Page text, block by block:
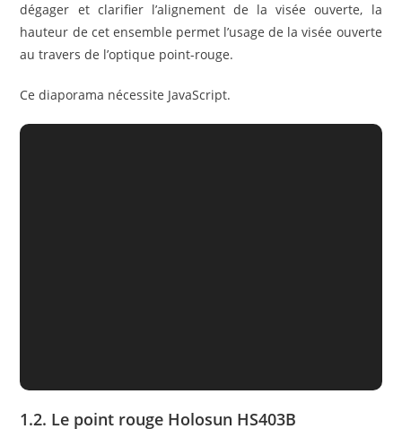
dégager et clarifier l’alignement de la visée ouverte, la
hauteur de cet ensemble permet l’usage de la visée ouverte
au travers de l’optique point-rouge.
Ce diaporama nécessite JavaScript.
1.2. Le point rouge Holosun HS403B